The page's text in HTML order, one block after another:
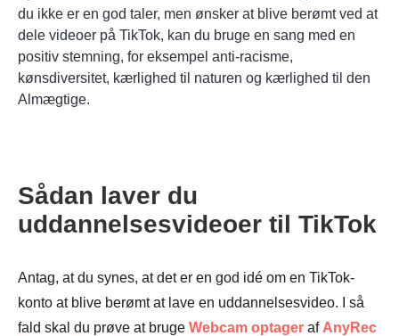
du ikke er en god taler, men ønsker at blive berømt ved at
dele videoer på TikTok, kan du bruge en sang med en
positiv stemning, for eksempel anti-racisme,
kønsdiversitet, kærlighed til naturen og kærlighed til den
Almægtige.
Sådan laver du
uddannelsesvideoer til TikTok
Antag, at du synes, at det er en god idé om en TikTok-
konto at blive berømt at lave en uddannelsesvideo. I så
fald skal du prøve at bruge Webcam optager af AnyRec